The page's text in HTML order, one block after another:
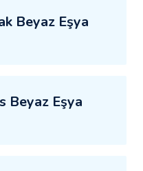
Beyaz Eşya
Beyaz Eşya